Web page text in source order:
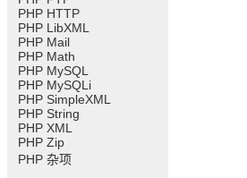
PHP HTTP
PHP LibXML
PHP Mail
PHP Math
PHP MySQL
PHP MySQLi
PHP SimpleXML
PHP String
PHP XML
PHP Zip
PHP 杂项